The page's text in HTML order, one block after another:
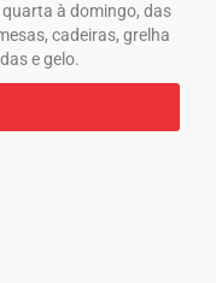
quarta à domingo, das
cadeiras, grelha
e gelo.